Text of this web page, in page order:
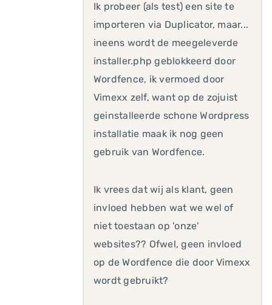
Ik probeer (als test) een site te
importeren via Duplicator, maar...
ineens wordt de meegeleverde
installer.php geblokkeerd door
Wordfence, ik vermoed door
Vimexx zelf, want op de zojuist
geinstalleerde schone Wordpress
installatie maak ik nog geen
gebruik van Wordfence.
Ik vrees dat wij als klant, geen
invloed hebben wat we wel of
niet toestaan op 'onze'
websites?? Ofwel, geen invloed
op de Wordfence die door Vimexx
wordt gebruikt?